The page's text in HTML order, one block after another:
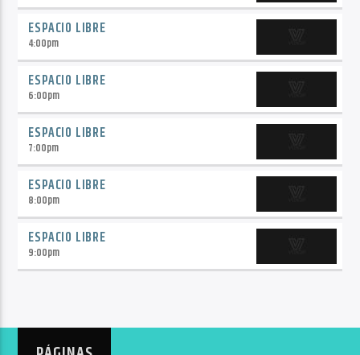
ESPACIO LIBRE
4:00pm
ESPACIO LIBRE
6:00pm
ESPACIO LIBRE
7:00pm
ESPACIO LIBRE
8:00pm
ESPACIO LIBRE
9:00pm